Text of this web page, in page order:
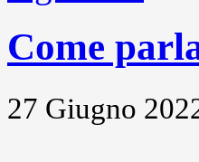
Come
27 Giugno